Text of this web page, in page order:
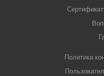
Политика